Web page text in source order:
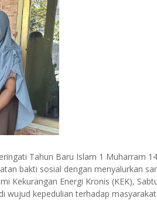
Tahun Baru Islam 1 Muharram
bakti sosial dengan menyalurkan
Kekurangan Energi Kronis (KEK),
wujud kepedulian terhadap